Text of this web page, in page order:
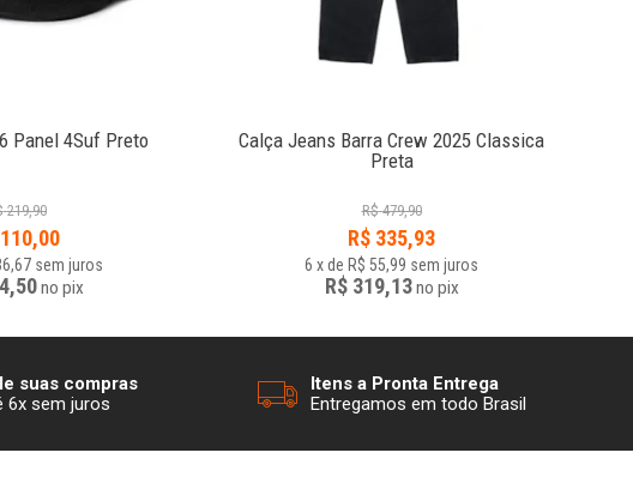
Panel 4Suf Preto
219,90
110,00
sem juros
no pix
Calça Jeans Barra Crew 2025 Classica
Preta
R$ 479,90
R$ 335,93
6 xde R$ 55,99 sem juros
R$ 319,13no pix
suas compras
6x sem juros
Itens a Pronta Entrega
Entregamos em todo Brasil